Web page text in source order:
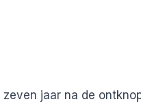
jaar na de